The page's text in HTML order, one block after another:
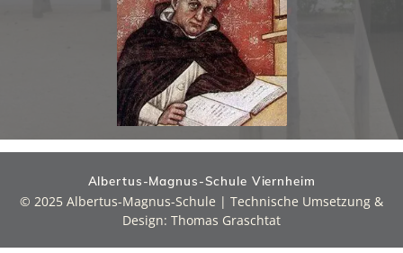
Albertus-Magnus-Schule Viernheim
© 2025 Albertus-Magnus-Schule | Technische Umsetzung &
Design: Thomas Graschtat